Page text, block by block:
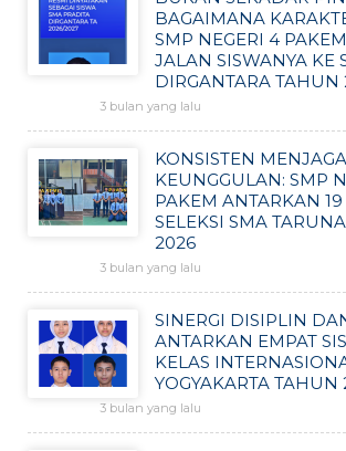
BAGAIMANA
SMP NEGERI 4
JALAN SISWANYA KE
DIRGANTARA TAHUN
3 bulan yang lalu
KONSISTEN
KEUNGGULAN: SMP
PAKEM ANTARKAN
SELEKSI SMA
2026
3 bulan yang lalu
SINERGI DISIPLIN
ANTARKAN EMPAT
KELAS
YOGYAKARTA TAHUN
3 bulan yang lalu